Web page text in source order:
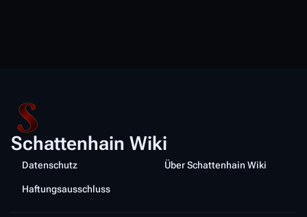
Schattenhain Wiki
Datenschutz Über Schattenhain Wiki
Haftungsausschluss